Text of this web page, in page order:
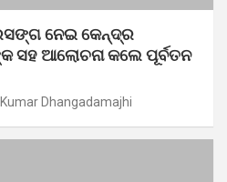
ନେଇ କେନ୍ଦ୍ର
ସହ ଆଲୋଚନା କଲେ ପୂର୍ବତନ
Dhangadamajhi